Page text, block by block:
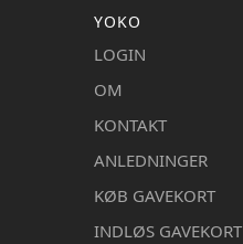
YOKO
LOGIN
OM
KONTAKT
ANLEDNINGER
KØB GAVEKORT
INDLØS GAVEKORT